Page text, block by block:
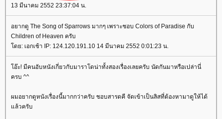
13 มีนาคม 2552 23:37:04 น.
อยากดู The Song of Sparrows มากๆ เพราะชอบ Colors of Paradise กับ
Children of Heaven ครับ
ดย: เอกเช้า IP: 124.120.191.10 14 มีนาคม 2552 0:01:23 น.
อ๊ะ! มีคนอับหนังเกี่ยวกับมาราโดน่าทั้งสองเรื่องเลยครับ นัดกันมาหรือเปล่านี่
ครบ ^^
ผมอยากดูหนังเรื่องนี้มากกว่าครับ ชอบสารดคี จัดเข้าเป็นลิสที่ต้องหามาดูให้ได้
ล้วครับ